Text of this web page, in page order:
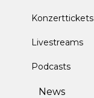
Konzerttickets
Livestreams
Podcasts
News